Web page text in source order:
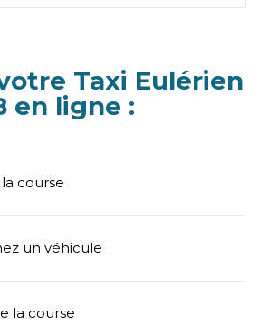
Taxi Eulérien
en ligne :
course
un véhicule
la course